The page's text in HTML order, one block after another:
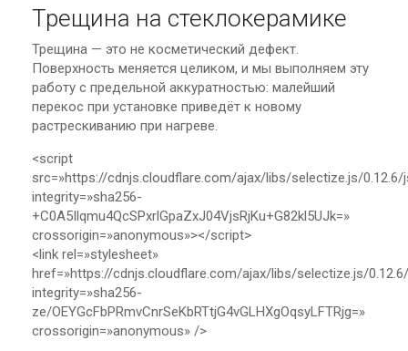
Трещина на стеклокерамике
Трещина — это не косметический дефект.
Поверхность меняется целиком, и мы выполняем эту
работу с предельной аккуратностью: малейший
перекос при установке приведёт к новому
растрескиванию при нагреве.
<script
src=»https://cdnjs.cloudflare.com/ajax/libs/selectize.js/
integrity=»sha256-
+C0A5Ilqmu4QcSPxrlGpaZxJ04VjsRjKu+G82kl5UJk=»
crossorigin=»anonymous»></script>
<link rel=»stylesheet»
href=»https://cdnjs.cloudflare.com/ajax/libs/selectize.js/
integrity=»sha256-
ze/OEYGcFbPRmvCnrSeKbRTtjG4vGLHXgOqsyLFTRjg=»
crossorigin=»anonymous» />